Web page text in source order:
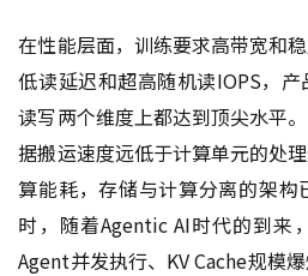
在性能层面，训练要求高带宽和
低读延迟和超高随机读IOPS，
读写两个维度上都达到顶尖水平
据搬运速度远低于计算单元的处
算能耗，存储与计算分离的架构
时，随着Agentic AI时代的到来
Agent并发执行、KV Cache规模